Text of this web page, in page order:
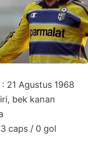
21 Agustus 1968
bek kanan
caps / 0 gol